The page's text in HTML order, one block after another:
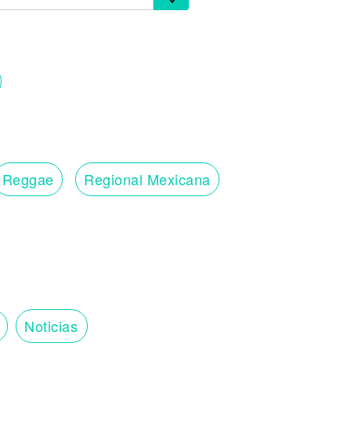
Reggae Regional Mexicana
Noticias